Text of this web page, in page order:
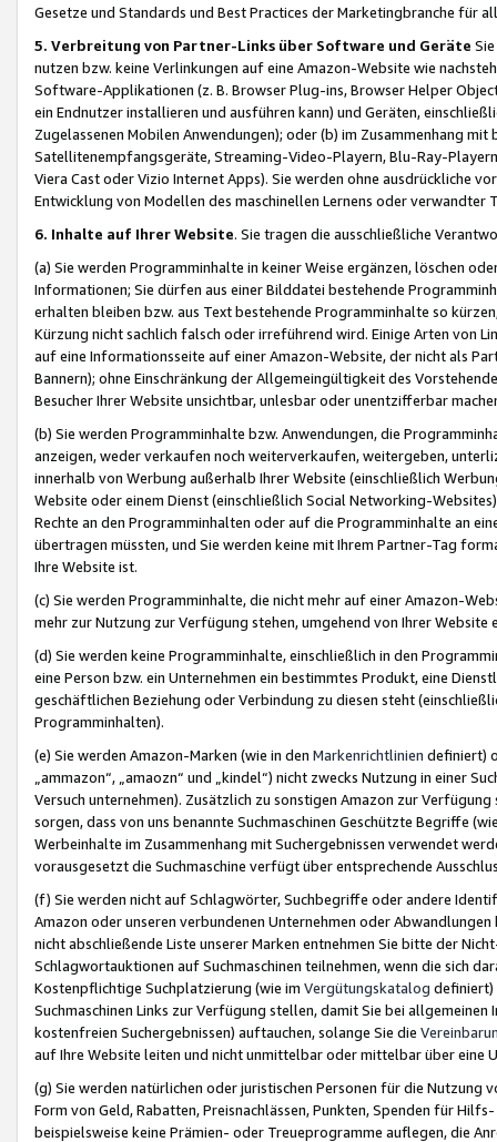
Gesetze und Standards und Best Practices der Marketingbranche für
5. Verbreitung von Partner-Links über Software und Geräte
nutzen bzw. keine Verlinkungen auf eine Amazon-Website wie
Software-Applikationen (z. B. Browser Plug-ins, Browser Helper
ein Endnutzer installieren und ausführen kann) und Geräten,
Zugelassenen Mobilen Anwendungen); oder (b) im Zusammenhang
Satellitenempfangsgeräte, Streaming-Video-Playern, Blu-Ray-
Viera Cast oder Vizio Internet Apps). Sie werden ohne ausdrückliche
Entwicklung von Modellen des maschinellen Lernens oder
6. Inhalte auf Ihrer Website. Sie tragen die ausschließliche
(a) Sie werden Programminhalte in keiner Weise ergänzen, löschen
Informationen; Sie dürfen aus einer Bilddatei bestehende
erhalten bleiben bzw. aus Text bestehende Programminhalte so
Kürzung nicht sachlich falsch oder irreführend wird. Einige Arten von
auf eine Informationsseite auf einer Amazon-Website, der nicht als
Bannern); ohne Einschränkung der Allgemeingültigkeit des
Besucher Ihrer Website unsichtbar, unlesbar oder unentzifferbar
(b) Sie werden Programminhalte bzw. Anwendungen, die
anzeigen, weder verkaufen noch weiterverkaufen, weitergeben,
innerhalb von Werbung außerhalb Ihrer Website (einschließlich
Website oder einem Dienst (einschließlich Social Networking-
Rechte an den Programminhalten oder auf die Programminhalte an
übertragen müssten, und Sie werden keine mit Ihrem Partner-Tag
Ihre Website ist.
(c) Sie werden Programminhalte, die nicht mehr auf einer Amazon-
mehr zur Nutzung zur Verfügung stehen, umgehend von Ihrer
(d) Sie werden keine Programminhalte, einschließlich in den
eine Person bzw. ein Unternehmen ein bestimmtes Produkt, eine
geschäftlichen Beziehung oder Verbindung zu diesen steht
Programminhalten).
(e) Sie werden Amazon-Marken (wie in den Markenrichtlinien definiert)
„ammazon“, „amaozn“ und „kindel“) nicht zwecks Nutzung in einer
Versuch unternehmen). Zusätzlich zu sonstigen Amazon zur
sorgen, dass von uns benannte Suchmaschinen Geschützte Begriffe
Werbeinhalte im Zusammenhang mit Suchergebnissen verwendet
vorausgesetzt die Suchmaschine verfügt über entsprechende
(f) Sie werden nicht auf Schlagwörter, Suchbegriffe oder andere
Amazon oder unseren verbundenen Unternehmen oder
nicht abschließende Liste unserer Marken entnehmen Sie bitte der
Schlagwortauktionen auf Suchmaschinen teilnehmen, wenn die sich
Kostenpflichtige Suchplatzierung (wie im Vergütungskatalog definiert)
Suchmaschinen Links zur Verfügung stellen, damit Sie bei
kostenfreien Suchergebnissen) auftauchen, solange Sie die
auf Ihre Website leiten und nicht unmittelbar oder mittelbar über eine
(g) Sie werden natürlichen oder juristischen Personen für die Nutzung
Form von Geld, Rabatten, Preisnachlässen, Punkten, Spenden für
beispielsweise keine Prämien- oder Treueprogramme auflegen, die